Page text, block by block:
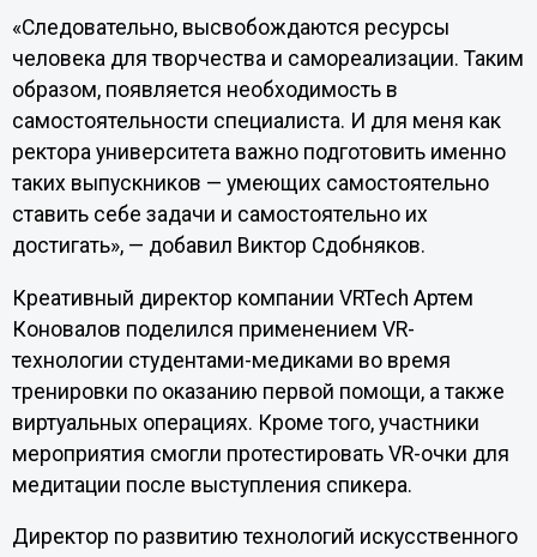
«Следовательно, высвобождаются ресурсы
человека для творчества и самореализации. Таким
образом, появляется необходимость в
самостоятельности специалиста. И для меня как
ректора университета важно подготовить именно
таких выпускников — умеющих самостоятельно
ставить себе задачи и самостоятельно их
достигать», — добавил Виктор Сдобняков.
Креативный директор компании VRTech Артем
Коновалов поделился применением VR-
технологии студентами-медиками во время
тренировки по оказанию первой помощи, а также
виртуальных операциях. Кроме того, участники
мероприятия смогли протестировать VR-очки для
медитации после выступления спикера.
Директор по развитию технологий искусственного